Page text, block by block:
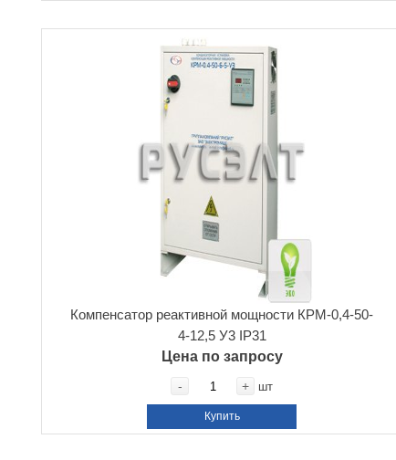
Компенсатор реактивной мощности КРМ-0,4-50-
4-12,5 У3 IP31
Цена по запросу
- + шт
Купить